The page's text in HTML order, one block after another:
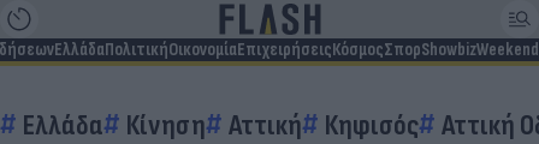
ΕλλάδαΠολιτικήΟικονομίαΕπιχειρήσειςΚόσμοςΣπορShowbizWeekend
Ελλάδα Κίνηση Αττική Κηφισός Αττική